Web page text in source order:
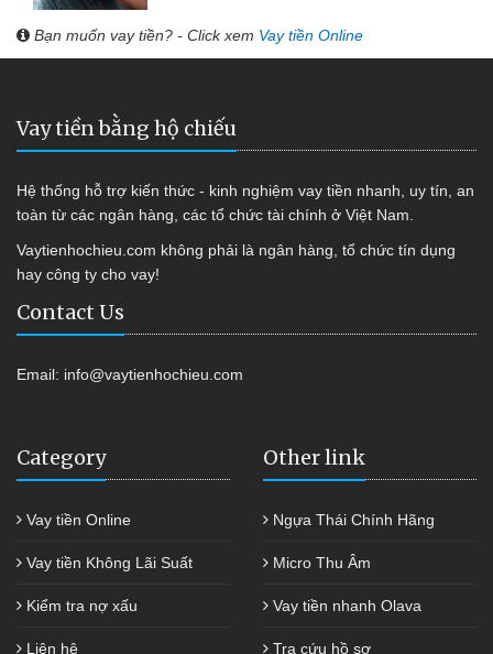
Bạn muốn vay tiền? - Click xem Vay tiền Online
Vay tiền bằng hộ chiếu
Hệ thống hỗ trợ kiến thức - kinh nghiệm vay tiền nhanh, uy tín, an
toàn từ các ngân hàng, các tổ chức tài chính ở Việt Nam.
Vaytienhochieu.com không phải là ngân hàng, tổ chức tín dụng
hay công ty cho vay!
Contact Us
Email: info@vaytienhochieu.com
Category
Vay tiền Online
Vay tiền Không Lãi Suất
Kiểm tra nợ xấu
Liên hệ
Other link
Ngựa Thái Chính Hãng
Micro Thu Âm
Vay tiền nhanh Olava
Tra cứu hồ sơ